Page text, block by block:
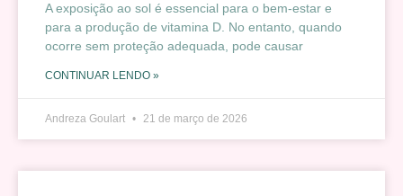
A exposição ao sol é essencial para o bem-estar e
para a produção de vitamina D. No entanto, quando
ocorre sem proteção adequada, pode causar
CONTINUAR LENDO »
Andreza Goulart 21 de março de 2026